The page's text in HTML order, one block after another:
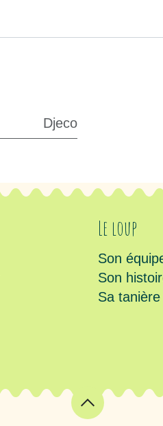
Djeco
Le loup
Son
Son
Sa tanière